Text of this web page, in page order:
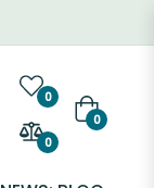
0
0
Warenkorb
0